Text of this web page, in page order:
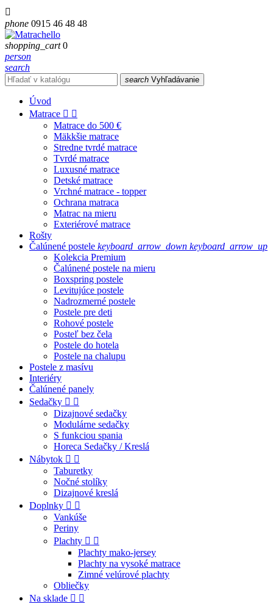

phone 0915 46 48 48
shopping_cart 0
person
search
search Vyhľadávanie
Úvod
Matrace  
Matrace do 500 €
Mäkkšie matrace
Stredne tvrdé matrace
Tvrdé matrace
Luxusné matrace
Detské matrace
Vrchné matrace - topper
Ochrana matraca
Matrac na mieru
Exteriérové matrace
Rošty
Čalúnené postele keyboard_arrow_down keyboard_arrow_up
Kolekcia Premium
Čalúnené postele na mieru
Boxspring postele
Levitujúce postele
Nadrozmerné postele
Postele pre deti
Rohové postele
Posteľ bez čela
Postele do hotela
Postele na chalupu
Postele z masívu
Interiéry
Čalúnené panely
Sedačky  
Dizajnové sedačky
Modulárne sedačky
S funkciou spania
Horeca Sedačky / Kreslá
Nábytok  
Taburetky
Nočné stolíky
Dizajnové kreslá
Doplnky  
Vankúše
Periny
Plachty  
Plachty mako-jersey
Plachty na vysoké matrace
Zimné velúrové plachty
Obliečky
Na sklade  